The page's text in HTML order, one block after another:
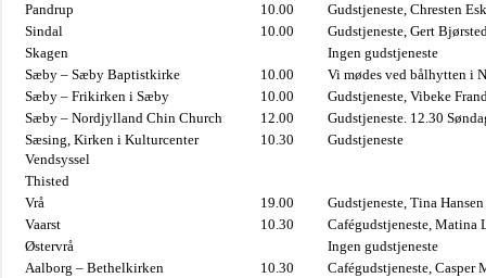
Pandrup
10.00
Gudstjeneste, Chresten
Sindal
10.00
Gudstjeneste, Gert
Skagen
Ingen gudstjeneste
Sæby – Sæby Baptistkirke
10.00
Vi mødes ved bålhytten i
Sæby – Frikirken i Sæby
10.00
Gudstjeneste, Vibeke
Sæby – Nordjylland Chin Church
12.00
Gudstjeneste. 12.30
Sæsing, Kirken i Kulturcenter
Vendsyssel
10.30 Gudstjeneste
Thisted
Vrå
19.00
Gudstjeneste, Tina Hansen
Vaarst
10.30
Cafégudstjeneste, Matina
Østervrå
Ingen gudstjeneste
Aalborg – Bethelkirken
10.30 Cafégudstjeneste, Casper